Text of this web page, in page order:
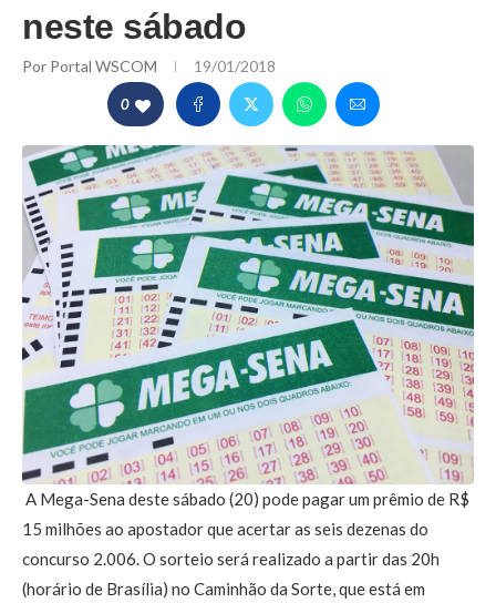
neste sábado
Por Portal WSCOM 19/01/2018
0
A Mega-Sena deste sábado (20) pode pagar um prêmio de R$
15 milhões ao apostador que acertar as seis dezenas do
concurso 2.006. O sorteio será realizado a partir das 20h
(horário de Brasília) no Caminhão da Sorte, que está em